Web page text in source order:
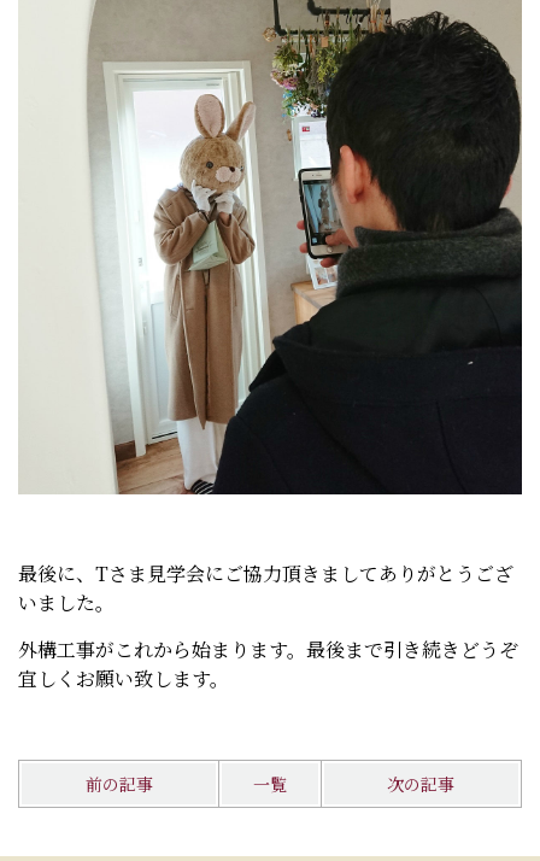
最後に、Tさま見学会にご協力頂きましてありがとうござ
いました。
外構工事がこれから始まります。最後まで引き続きどうぞ
宜しくお願い致します。
前の記事 一覧 次の記事